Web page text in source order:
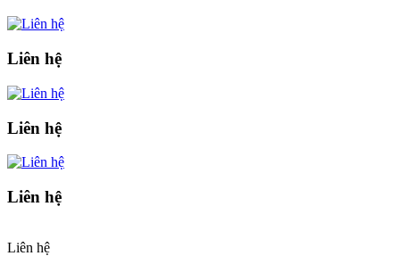
Liên hệ
Liên hệ
Liên hệ
Liên hệ